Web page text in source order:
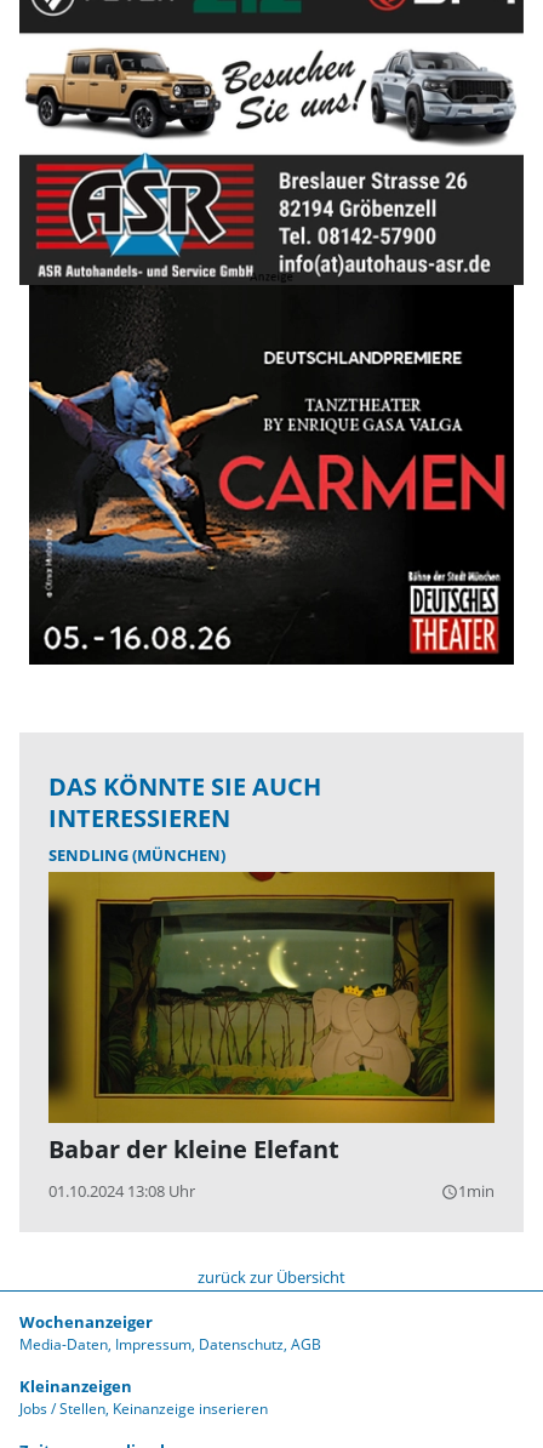
DAS KÖNNTE SIE AUCH
INTERESSIEREN
SENDLING (MÜNCHEN)
Babar der kleine Elefant
01.10.2024 13:08 Uhr query_builder1min
zurück zur Übersicht
Wochenanzeiger
Media-Daten Impressum Datenschutz AGB
Kleinanzeigen
Jobs / Stellen Keinanzeige inserieren